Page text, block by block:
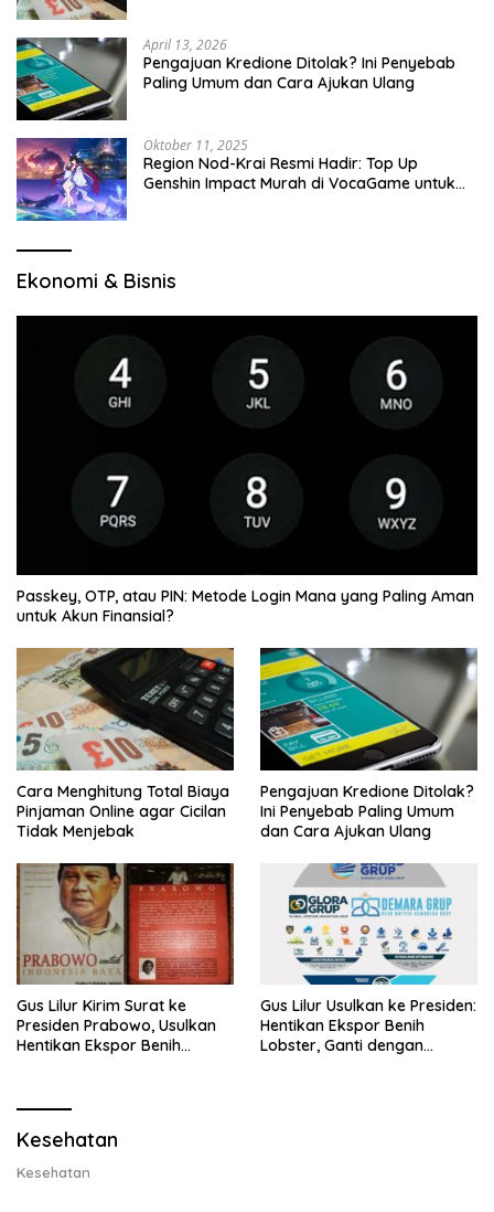
April 13, 2026
Pengajuan Kredione Ditolak? Ini Penyebab
Paling Umum dan Cara Ajukan Ulang
Oktober 11, 2025
Region Nod-Krai Resmi Hadir: Top Up
Genshin Impact Murah di VocaGame untuk
Ekonomi & Bisnis
Passkey, OTP, atau PIN: Metode Login Mana yang Paling Aman
untuk Akun Finansial?
Cara Menghitung Total Biaya
Pinjaman Online agar Cicilan
Tidak Menjebak
Pengajuan Kredione Ditolak?
Ini Penyebab Paling Umum
dan Cara Ajukan Ulang
Gus Lilur Kirim Surat ke
Presiden Prabowo, Usulkan
Hentikan Ekspor Benih
Gus Lilur Usulkan ke Presiden:
Hentikan Ekspor Benih
Lobster, Ganti dengan
Kesehatan
Kesehatan